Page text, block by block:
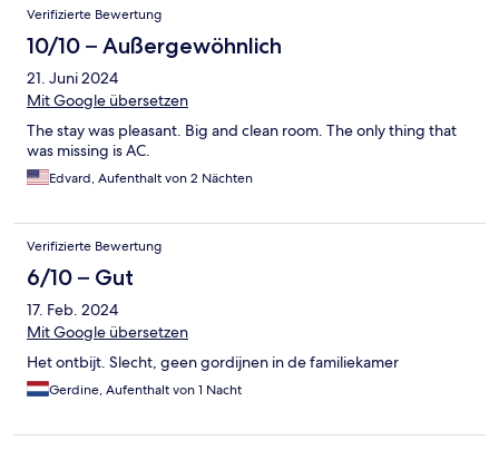
Verifizierte Bewertung
10/10 – Außergewöhnlich
21. Juni 2024
Mit Google übersetzen
The stay was pleasant. Big and clean room. The only thing that
was missing is AC.
Edvard, Aufenthalt von 2 Nächten
Verifizierte Bewertung
6/10 – Gut
17. Feb. 2024
Mit Google übersetzen
Het ontbijt. Slecht, geen gordijnen in de familiekamer
Gerdine, Aufenthalt von 1 Nacht